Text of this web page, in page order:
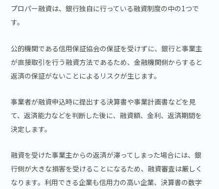
プロパー融資は、銀行独自に行っている融資制度の中の1つで
す。
公的機関である信用保証協会の保証を受けずに、銀行と事業主
が直接取引を行う融資方法であるため、金融機関側からすると
返済の保証がないことによるリスクが生じます。
事業者が融資申込時に提出する決算書や事業計画書などを見
て、返済能力などを判断した後に、融資額、金利、返済期間を
決定します。
融資を受けた事業主からの返済が滞ってしまった場合には、銀
行側が大きな損害を受けることになるため、融資審査は厳しく
なります。利用できる企業も信用力の高い企業、決算書の数字